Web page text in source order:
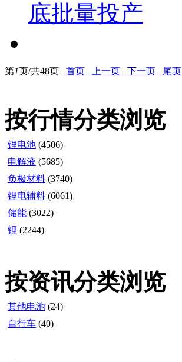
底批量投产
第1页/共48页 首页 上一页 下一页 尾页
按行情分类浏览
锂电池 (4506)
电解液 (5685)
负极材料 (3740)
锂电辅料 (6061)
储能 (3022)
锂 (2244)
按资讯分类浏览
其他电池 (24)
自行车 (40)